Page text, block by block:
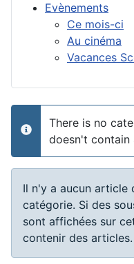
Evènements
Ce mois-ci
Au cinéma
Vacances
info
There is no
doesn't contain
Information
Il n'y a aucun article
catégorie. Si des
sont affichées sur
contenir des articles.